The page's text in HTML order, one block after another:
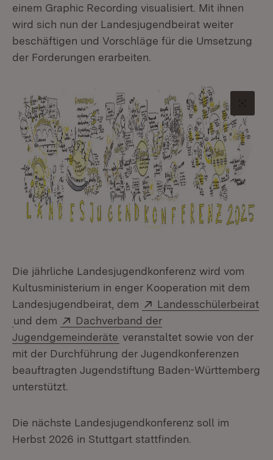
einem Graphic Recording visualisiert. Mit ihnen
wird sich nun der Landesjugendbeirat weiter
beschäftigen und Vorschläge für die Umsetzung
der Forderungen erarbeiten.
Die jährliche Landesjugendkonferenz wird vom
Kultusministerium in enger Kooperation mit dem
Landesjugendbeirat, dem
Extern:
Landesschülerbeirat
(Öffnet in neuem Fenster)
und dem Extern:
Dachverband der
Jugendgemeinderäte (Öffnet in neuem Fenster)
veranstaltet sowie von der
mit der Durchführung der Jugendkonferenzen
beauftragten Jugendstiftung Baden-Württemberg
unterstützt.
Die nächste Landesjugendkonferenz soll im
Herbst 2026 in Stuttgart stattfinden.